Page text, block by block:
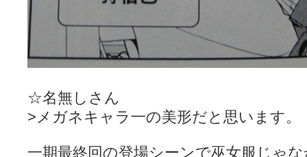
☆名無しさん
>メガネキャラ一の美形だと思います。
一期最終回の登場シーンで巫女服じゃ